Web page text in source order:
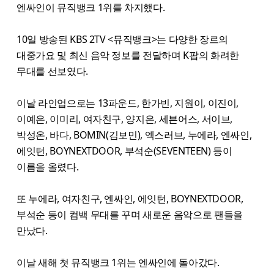
엔싸인이 뮤직뱅크 1위를 차지했다.
10일 방송된 KBS 2TV <뮤직뱅크>는 다양한 장르의
대중가요 및 최신 음악 정보를 전달하며 K팝의 화려한
무대를 선보였다.
이날 라인업으로는 13파운드, 한가빈, 지원이, 이진이,
이예은, 이미리, 여자친구, 양지은, 세븐어스, 서이브,
박성온, 바다, BOMIN(김보민), 엑스러브, 누에라, 엔싸인,
에잇턴, BOYNEXTDOOR, 부석순(SEVENTEEN) 등이
이름을 올렸다.
또 누에라, 여자친구, 엔싸인, 에잇턴, BOYNEXTDOOR,
부석순 등이 컴백 무대를 꾸며 새로운 음악으로 팬들을
만났다.
이날 새해 첫 뮤직뱅크 1위는 엔싸인에 돌아갔다.